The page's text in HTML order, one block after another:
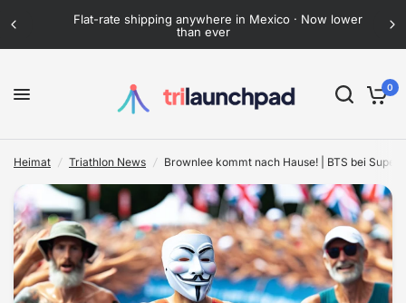
Flat-rate shipping anywhere in Mexico · Now lower
than ever
0
Heimat / Triathlon News / Brownlee kommt nach Hause! | BTS bei